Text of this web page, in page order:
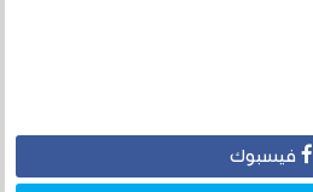
فيسبوك